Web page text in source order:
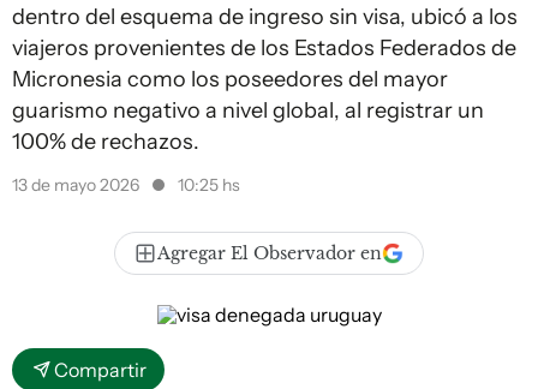
dentro del esquema de ingreso sin visa, ubicó a los
viajeros provenientes de los Estados Federados de
Micronesia como los poseedores del mayor
guarismo negativo a nivel global, al registrar un
100% de rechazos.
13 de mayo 2026 10:25 hs
Agregar El Observador en
Compartir